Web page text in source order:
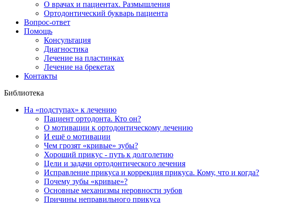
О врачах и пациентах. Размышления
Ортодонтический букварь пациента
Вопрос-ответ
Помощь
Консультация
Диагностика
Лечение на пластинках
Лечение на брекетах
Контакты
Библиотека
На «подступах» к лечению
Пациент ортодонта. Кто он?
О мотивации к ортодонтическому лечению
И ещё о мотивации
Чем грозят «кривые» зубы?
Хороший прикус - путь к долголетию
Цели и задачи ортодонтического лечения
Исправление прикуса и коррекция прикуса. Кому, что и когда?
Почему зубы «кривые»?
Основные механизмы неровности зубов
Причины неправильного прикуса